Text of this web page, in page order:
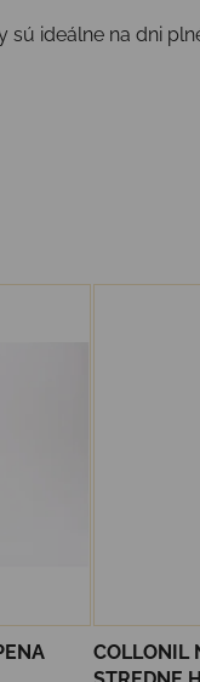
sú ideálne na dni
COLLONIL